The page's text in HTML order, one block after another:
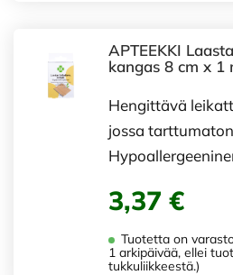
APTEEKKI
kangas 8 cm x 1
Hengittävä
jossa
3,37 €
Tuotetta on
1 arkipäivää, ellei
tukkuliikkeestä.)